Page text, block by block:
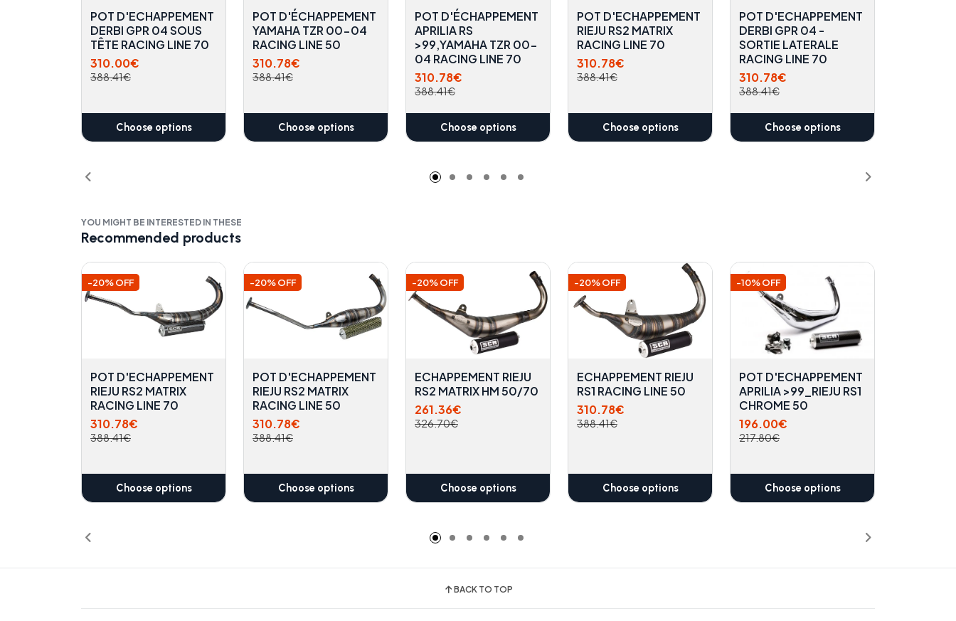
POT D'ECHAPPEMENT
DERBI GPR 04 SOUS
TÊTE RACING LINE 70
310.00€
388.41€
Choose options
POT D'ÉCHAPPEMENT
YAMAHA TZR 00-04
RACING LINE 50
310.78€
388.41€
Choose options
POT D'ÉCHAPPEMENT
APRILIA RS
>99,YAMAHA TZR 00-
04 RACING LINE 70
310.78€
388.41€
Choose options
POT D'ECHAPPEMENT
RIEJU RS2 MATRIX
RACING LINE 70
310.78€
388.41€
Choose options
POT D'ECHAPPEMENT
DERBI GPR 04 -
SORTIE LATERALE
RACING LINE 70
310.78€
388.41€
Choose options
YOU MIGHT BE INTERESTED IN THESE
Recommended products
-20% OFF
POT D'ECHAPPEMENT
RIEJU RS2 MATRIX
RACING LINE 70
310.78€
388.41€
Choose options
-20% OFF
POT D'ECHAPPEMENT
RIEJU RS2 MATRIX
RACING LINE 50
310.78€
388.41€
Choose options
-20% OFF
ECHAPPEMENT RIEJU
RS2 MATRIX HM 50/70
261.36€
326.70€
Choose options
-20% OFF
ECHAPPEMENT RIEJU
RS1 RACING LINE 50
310.78€
388.41€
Choose options
-10% OFF
POT D'ECHAPPEMENT
APRILIA >99_RIEJU RS1
CHROME 50
196.00€
217.80€
Choose options
BACK TO TOP